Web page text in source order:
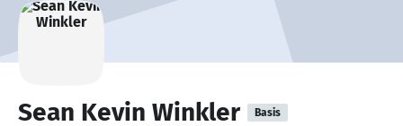
Sean Kevin Winkler Basis